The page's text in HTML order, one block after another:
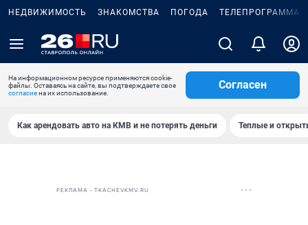
НЕДВИЖИМОСТЬ ЗНАКОМСТВА ПОГОДА ТЕЛЕПРОГРАММА
На информационном ресурсе применяются cookie-
файлы. Оставаясь на сайте, вы подтверждаете свое
согласиена их использование.
Согласен
Как арендовать авто на КМВ и не потерять деньги Теплые и
РЕКЛАМА • TKACHEVKMV.RU